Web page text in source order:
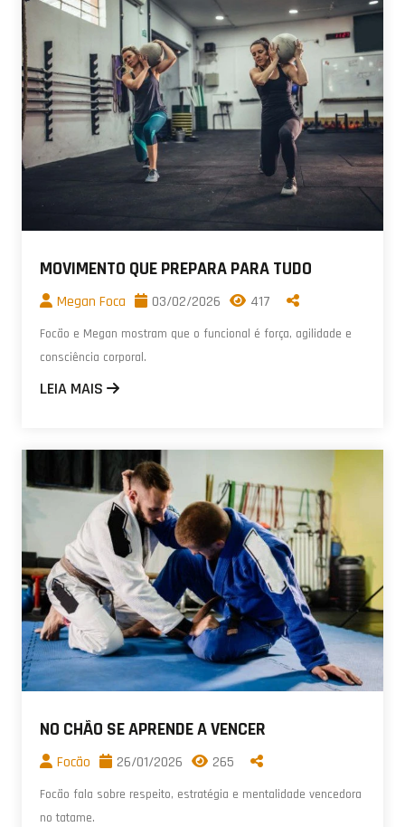
MOVIMENTO QUE PREPARA PARA TUDO
Megan Foca 03/02/2026 417
Focão e Megan mostram que o funcional é força, agilidade e
consciência corporal.
LEIA MAIS
NO CHÃO SE APRENDE A VENCER
Focão 26/01/2026 265
Focão fala sobre respeito, estratégia e mentalidade vencedora
no tatame.